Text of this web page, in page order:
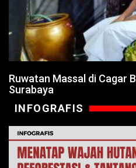
Ruwatan Massal di Cagar
Surabaya
INFOGRAFIS